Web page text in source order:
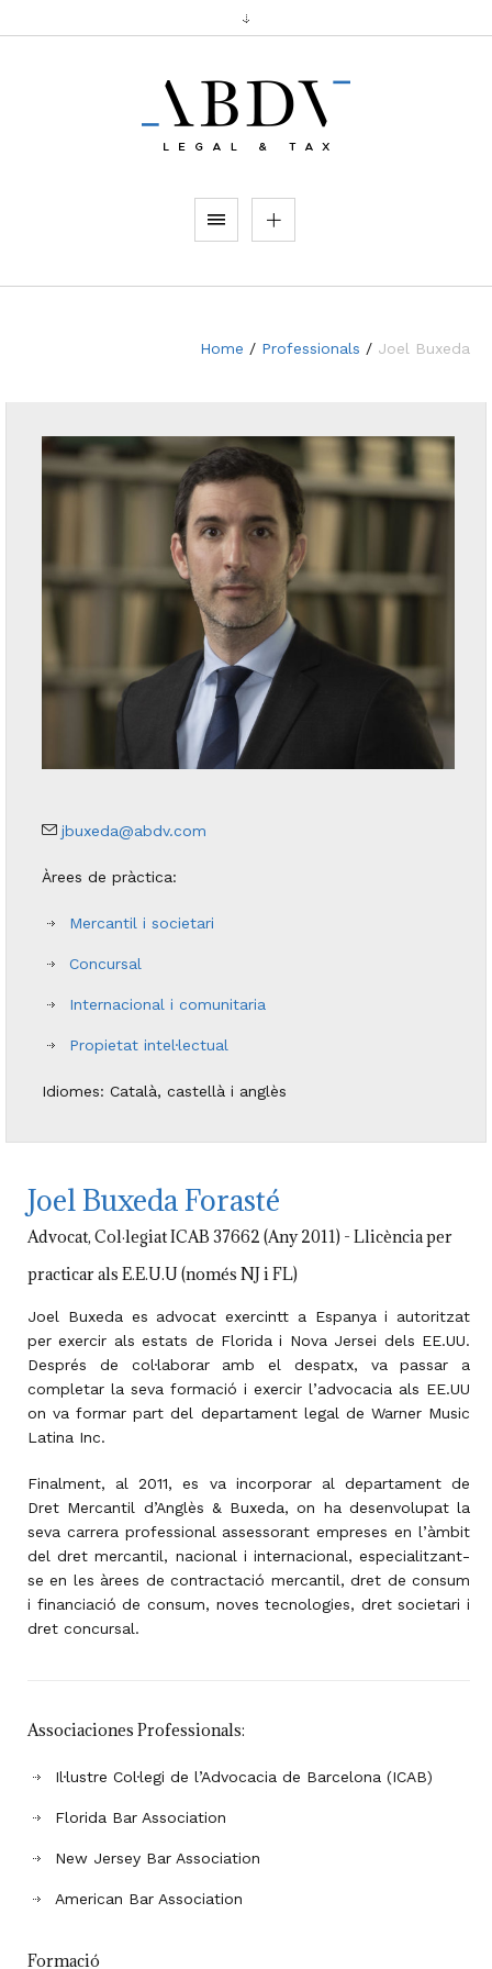
Home / Professionals / Joel Buxeda
jbuxeda@abdv.com
Àrees de pràctica:
Mercantil i societari
Concursal
Internacional i comunitaria
Propietat intel·lectual
Idiomes: Català, castellà i anglès
Joel Buxeda Forasté
Advocat, Col·legiat ICAB 37662 (Any 2011) - Llicència per
practicar als E.E.U.U (només NJ i FL)
Joel Buxeda es advocat exercintt a Espanya i autoritzat
per exercir als estats de Florida i Nova Jersei dels EE.UU.
Després de col·laborar amb el despatx, va passar a
completar la seva formació i exercir l’advocacia als EE.UU
on va formar part del departament legal de Warner Music
Latina Inc.
Finalment, al 2011, es va incorporar al departament de
Dret Mercantil d’Anglès & Buxeda, on ha desenvolupat la
seva carrera professional assessorant empreses en l’àmbit
del dret mercantil, nacional i internacional, especialitzant-
se en les àrees de contractació mercantil, dret de consum
i financiació de consum, noves tecnologies, dret societari i
dret concursal.
Associaciones Professionals:
Il·lustre Col·legi de l’Advocacia de Barcelona (ICAB)
Florida Bar Association
New Jersey Bar Association
American Bar Association
Formació